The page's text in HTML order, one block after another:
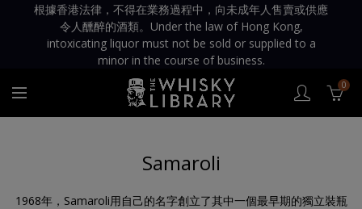
根據香港法律，不得在業務過程中，向未成年人售賣或供應
令人醺醉的酒類。Under the law of Hong Kong,
intoxicating liquor must not be sold or supplied to a
minor in the course of business.
0
Samaroli
1968年，Samaroli用自己的名字創立了其中一個最早期的獨立裝瓶